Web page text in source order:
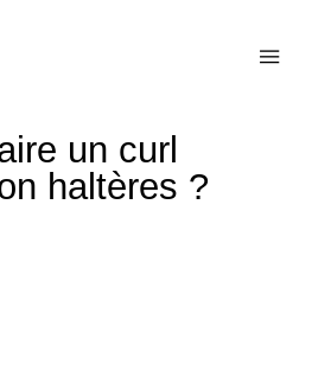
un curl
haltères ?